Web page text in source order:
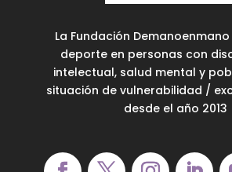
La Fundación
deporte en personas con
intelectual, salud mental y
situación de vulnerabilidad /
desde el año 2013